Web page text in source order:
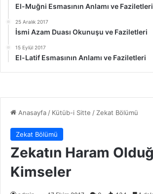
El-Muğni Esmasının Anlamı ve Faziletleri
25 Aralık 2017
İsmi Azam Duası Okunuşu ve Faziletleri
15 Eylül 2017
El-Latif Esmasının Anlamı ve Faziletleri